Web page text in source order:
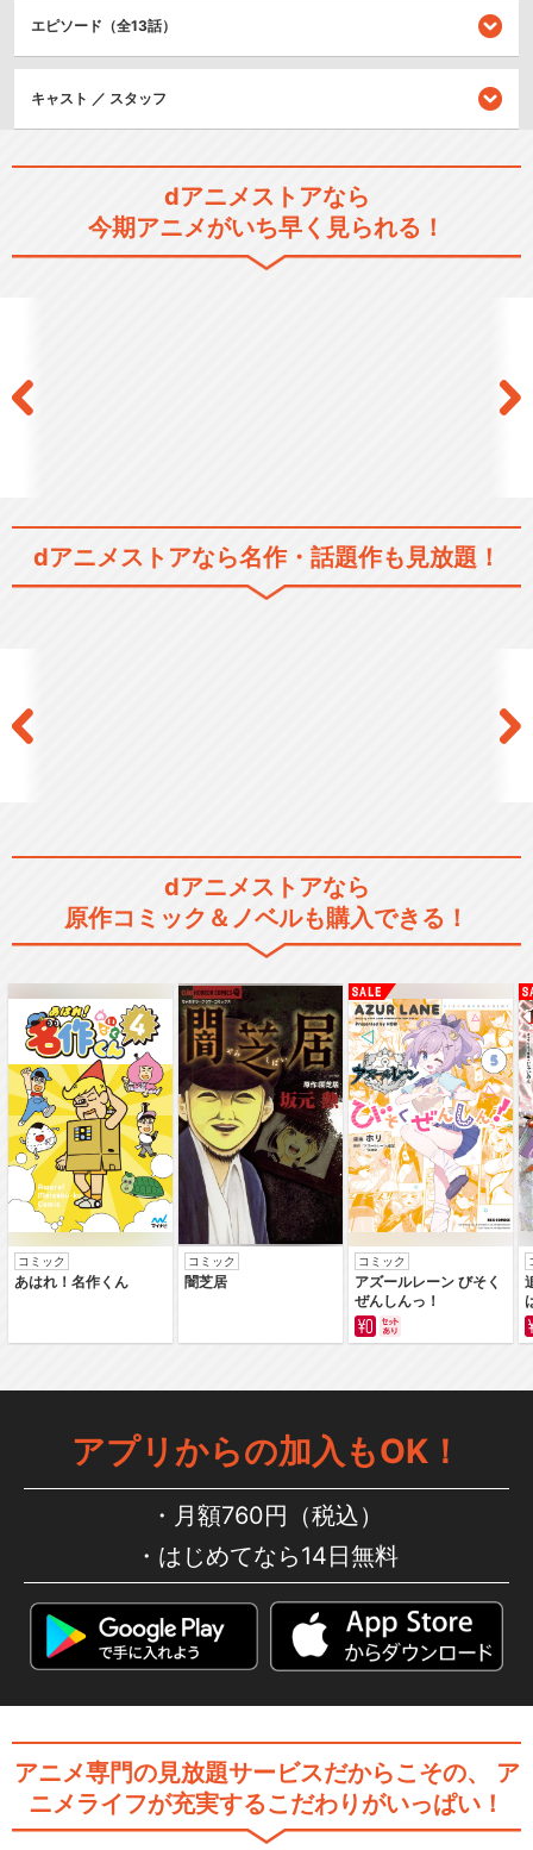
シリーズ／関連のアニメ作品
GRANBLUE FANTASY The A
n…
エピソード（全13話）
キャスト ／ スタッフ
dアニメストアなら
今期アニメがいち早く見られる！
dアニメストアなら名作・話題作も見放題！
dアニメストアなら
原作コミック＆ノベルも購入できる！
コミック
あはれ！名作くん
コミック
闇芝居
コミック
アズールレーン びそく
ぜんしんっ！
アプリからの加入もOK！
月額760円（税込）
はじめてなら14日無料
アニメ専門の見放題サービスだからこその、
ア
ニメライフが充実するこだわりがいっぱい！